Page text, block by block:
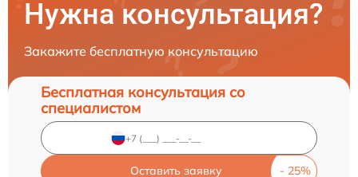
Нужна консультация?
Закажите бесплатную консультацию
Бесплатная консультация со
специалистом
Оставить заявку